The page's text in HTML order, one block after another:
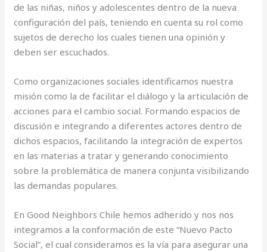
de las niñas, niños y adolescentes dentro de la nueva
configuración del país, teniendo en cuenta su rol como
sujetos de derecho los cuales tienen una opinión y
deben ser escuchados.
Como organizaciones sociales identificamos nuestra
misión como la de facilitar el diálogo y la articulación de
acciones para el cambio social. Formando espacios de
discusión e integrando a diferentes actores dentro de
dichos espacios, facilitando la integración de expertos
en las materias a tratar y generando conocimiento
sobre la problemática de manera conjunta visibilizando
las demandas populares.
En Good Neighbors Chile hemos adherido y nos nos
integramos a la conformación de este “Nuevo Pacto
Social”, el cual consideramos es la vía para asegurar una